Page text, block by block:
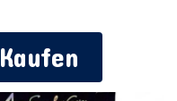
Kaufen